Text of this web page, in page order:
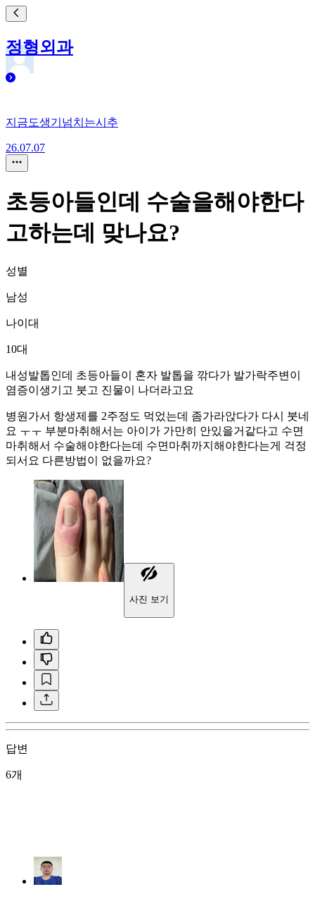
정형외과
지금도생기넘치는시추
26.07.07
초등아들인데 수술을해야한다
고하는데 맞나요?
성별
남성
나이대
10대
내성발톱인데 초등아들이 혼자 발톱을 깎다가 발가락주변이
염증이생기고 붓고 진물이 나더라고요
병원가서 항생제를 2주정도 먹었는데 좀가라앉다가 다시 붓네
요 ㅜㅜ 부분마취해서는 아이가 가만히 안있을거같다고 수면
마취해서 수술해야한다는데 수면마취까지해야한다는게 걱정
되서요 다른방법이 없을까요?
사진 보기
답변
6개